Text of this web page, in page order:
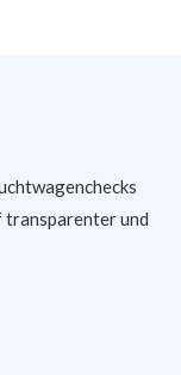
transparenter und